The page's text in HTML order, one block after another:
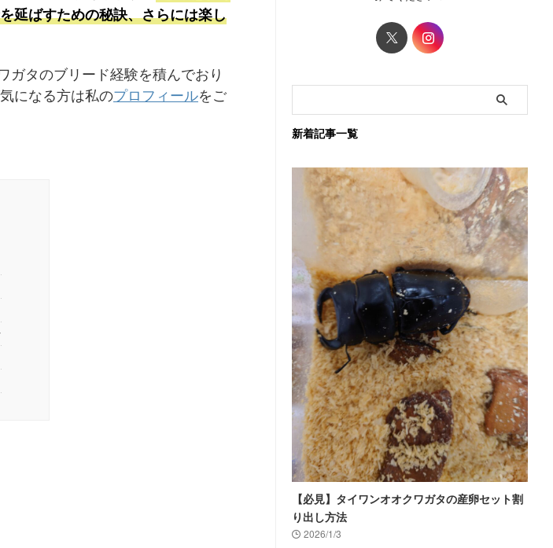
延ばすための秘訣、さらには楽し
ガタのブリード経験を積んでおり
になる方は私のプロフィールをご
新着記事一覧
【必見】タイワンオオクワガタの産卵セット割
り出し方法
2026/1/3